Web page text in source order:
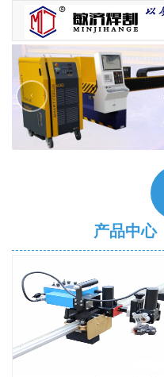
‹
产品中心